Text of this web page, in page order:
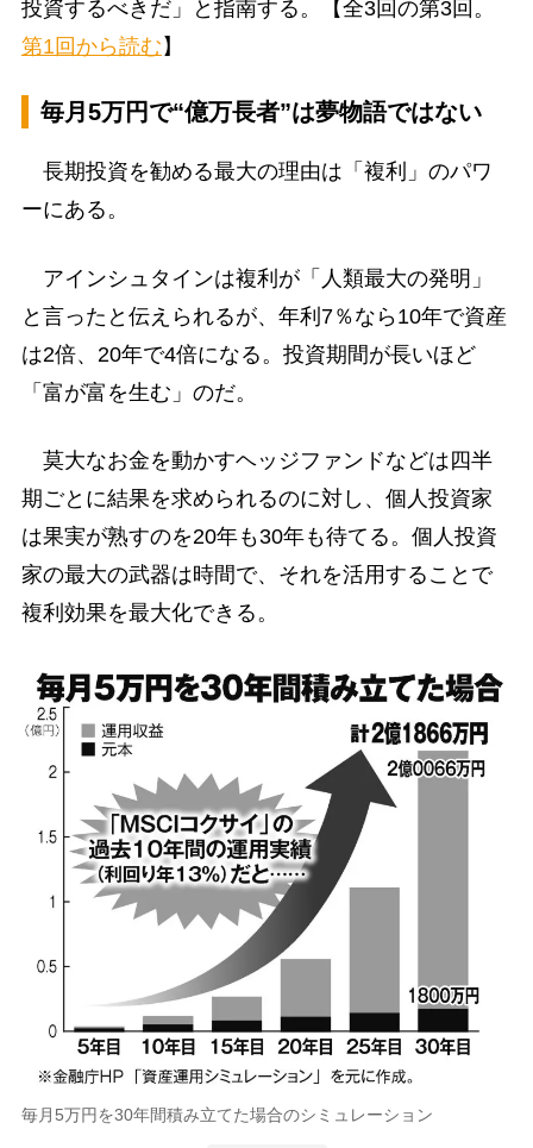
投資するべきだ」と指南する。【全3回の第3回。
第1回から読む 】
毎月5万円で“億万長者”は夢物語ではない
長期投資を勧める最大の理由は「複利」のパワ
ーにある。
アインシュタインは複利が「人類最大の発明」
と言ったと伝えられるが、年利7％なら10年で資産
は2倍、20年で4倍になる。投資期間が長いほど
「富が富を生む」のだ。
莫大なお金を動かすヘッジファンドなどは四半
期ごとに結果を求められるのに対し、個人投資家
は果実が熟すのを20年も30年も待てる。個人投資
家の最大の武器は時間で、それを活用することで
複利効果を最大化できる。
毎月5万円を30年間積み立てた場合のシミュレーション